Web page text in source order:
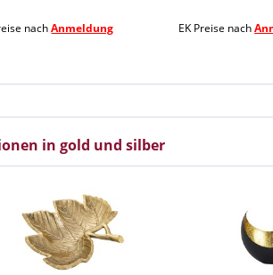
EK Preise nach Anmeldung
in gold und silber